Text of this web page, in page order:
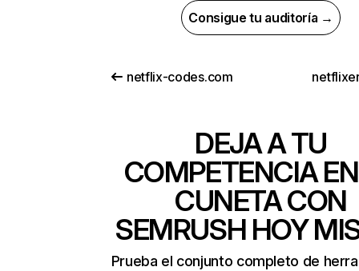
Consigue tu auditoría →
netflix-codes.com
DEJA A TU
COMPETENCIA
CUNETA CON
SEMRUSH HOY
Prueba el conjunto completo de